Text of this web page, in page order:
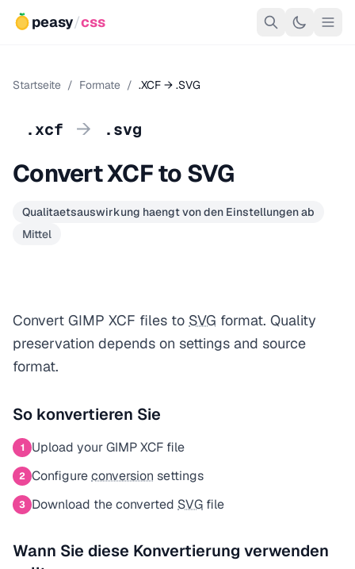
peasy/css
Startseite / Formate / .XCF → .SVG
.xcf → .svg
Convert XCF to SVG
Qualitaetsauswirkung haengt von den Einstellungen ab
Mittel
Convert GIMP XCF files to SVG format. Quality
preservation depends on settings and source
format.
So konvertieren Sie
1 Upload your GIMP XCF file
2 Configureconversion settings
3 Download the converted SVG file
Wann Sie diese Konvertierung verwenden